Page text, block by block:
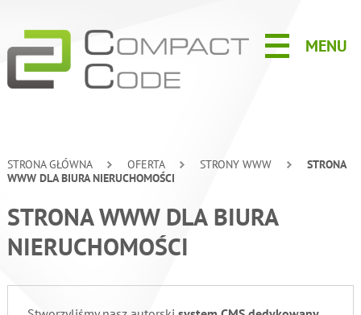
MENU
STRONA GŁÓWNA OFERTA STRONY WWW
STRONA
WWW DLA BIURA NIERUCHOMOŚCI
STRONA WWW DLA BIURA
NIERUCHOMOŚCI